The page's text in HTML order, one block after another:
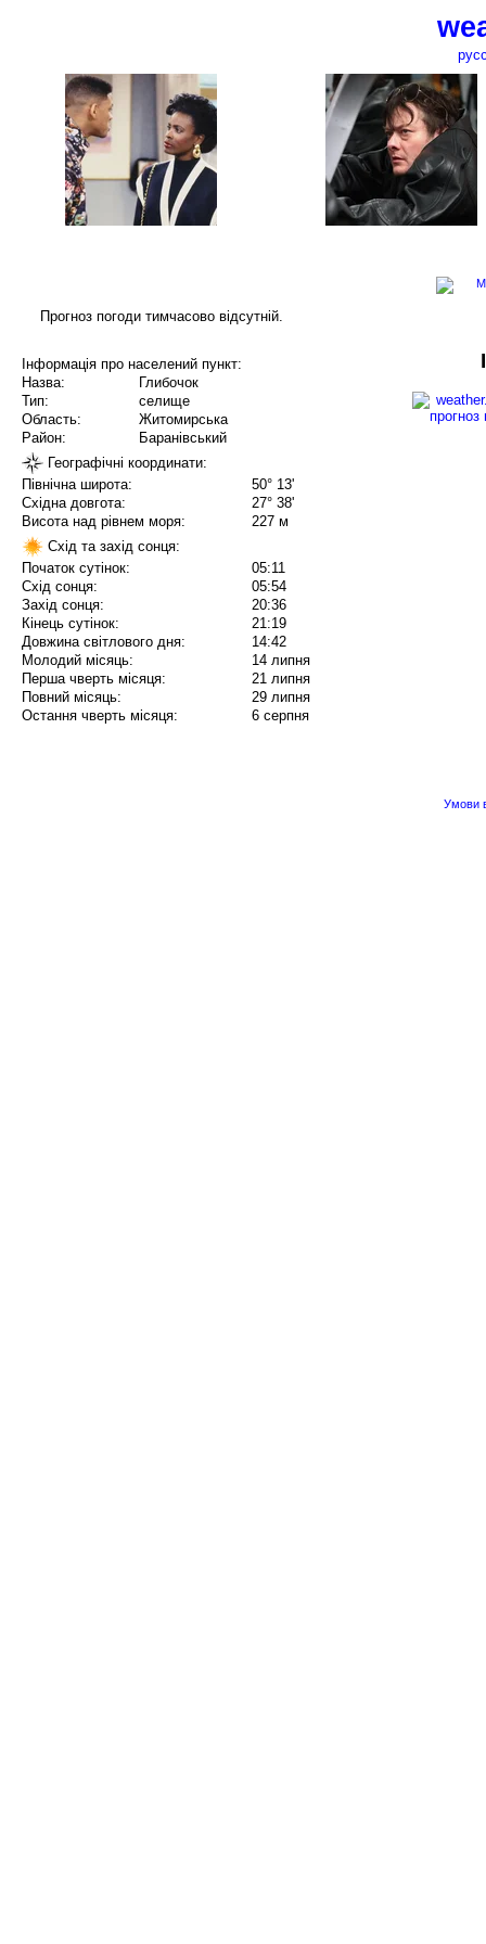
Прогноз погоди тимчасово відсутній.
Інформація про населений пункт:
Назва:
Глибочок
Тип:
селище
Область:
Житомирська
Район:
Баранівський
Географічні координати:
Північна широта:
50° 13'
Східна довгота:
27° 38'
Висота над рівнем моря:
227 м
Схід та захід сонця:
Початок сутінок:
05:11
Схід сонця:
05:54
Захід сонця:
20:36
Кінець сутінок:
21:19
Довжина світлового дня:
14:42
Молодий місяць:
14 липня
Перша чверть місяця:
21 липня
Повний місяць:
29 липня
Остання чверть місяця:
6 серпня
Умови